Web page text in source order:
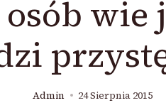
wie
Admin 24 Sierpnia 2015